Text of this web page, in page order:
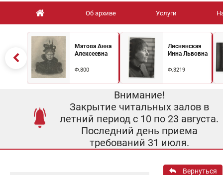
Об архиве Услуги
Матова Анна
Алексеевна
Ф.800
Лиснянская
Инна Львовна
Ф.3219
Внимание!
Закрытие читальных залов в
летний период с 10 по 23 августа.
Последний день приема
требований 31 июля.
Вернуться